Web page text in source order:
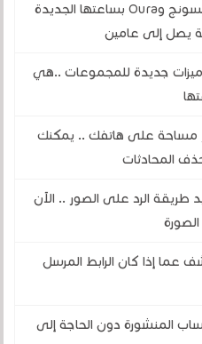
Casio تتحدى شركتي سامسونج وOura بساعتها الجديدة
يصل إلى عامين
جديدة للمجموعات ..هي
مساحة على هاتفك .. يمكنك
المحادثات
طريقة الرد على الصور .. الآن
عما إذا كان الرابط المرسل
المنشورة دون الحاجة إلى